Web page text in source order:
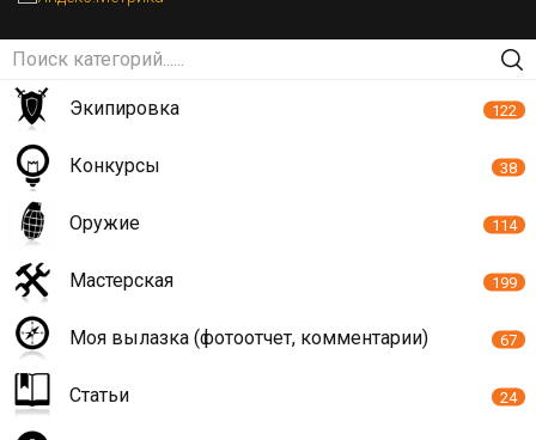
Экипировка 122
Конкурсы 38
Оружие 114
Мастерская 199
Моя вылазка (фотоотчет, комментарии) 67
Статьи 24